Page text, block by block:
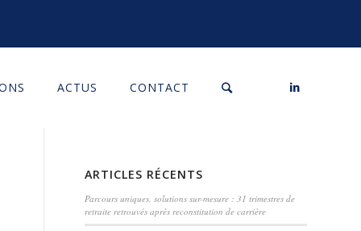
ACTUS CONTACT
ARTICLES RÉCENTS
Parcours uniques, solutions sur-mesure : 31 trimestres de
retraite retrouvés après reconstitution de carrière